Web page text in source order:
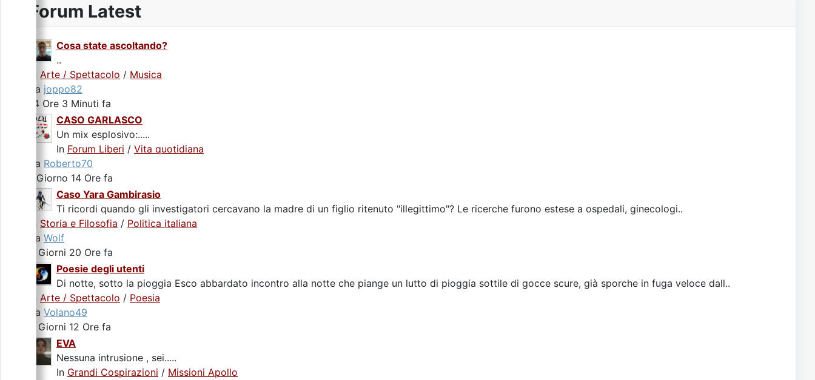
Forum Latest
Cosa state ascoltando?
..
Arte / Spettacolo / Musica
da joppo82
14 Ore 3 Minuti fa
CASO GARLASCO
Un mix esplosivo:.....
In Forum Liberi / Vita quotidiana
da Roberto70
1 Giorno 14 Ore fa
Caso Yara Gambirasio
Ti ricordi quando gli investigatori cercavano la madre di un figlio ritenuto "illegittimo"? Le ricerche furono estese a ospedali, ginecologi..
Storia e Filosofia / Politica italiana
da Wolf
2 Giorni 20 Ore fa
Poesie degli utenti
Di notte, sotto la pioggia Esco abbardato incontro alla notte che piange un lutto di pioggia sottile di gocce scure, già sporche in fuga veloce dall..
Arte / Spettacolo / Poesia
da Volano49
3 Giorni 12 Ore fa
EVA
Nessuna intrusione , sei.....
In Grandi Cospirazioni / Missioni Apollo